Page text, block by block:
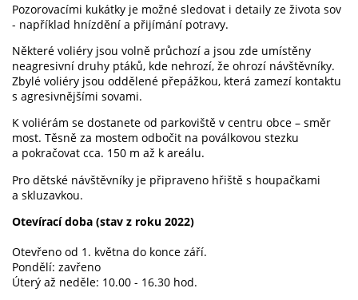
Pozorovacími kukátky je možné sledovat i detaily ze života sov
- například hnízdění a přijímání potravy.
Některé voliéry jsou volně průchozí a jsou zde umístěny
neagresivní druhy ptáků, kde nehrozí, že ohrozí návštěvníky.
Zbylé voliéry jsou oddělené přepážkou, která zamezí kontaktu
s agresivnějšími sovami.
K voliérám se dostanete od parkoviště v centru obce – směr
most. Těsně za mostem odbočit na poválkovou stezku
a pokračovat cca. 150 m až k areálu.
Pro dětské návštěvníky je připraveno hřiště s houpačkami
a skluzavkou.
Otevírací doba (stav z roku 2022)
Otevřeno od 1. května do konce září.
Pondělí: zavřeno
Úterý až neděle: 10.00 - 16.30 hod.